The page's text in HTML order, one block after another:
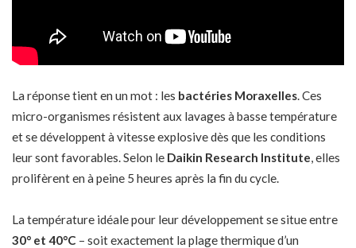
La réponse tient en un mot : les bactéries Moraxelles. Ces
micro-organismes résistent aux lavages à basse température
et se développent à vitesse explosive dès que les conditions
leur sont favorables. Selon le Daikin Research Institute, elles
prolifèrent en à peine 5 heures après la fin du cycle.
La température idéale pour leur développement se situe entre
30° et 40°C – soit exactement la plage thermique d’un